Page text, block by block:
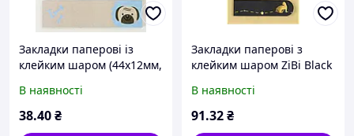
Закладки паперові із
клейким шаром (44х12мм,
ZiBi Kids Line Dogs
ZB.15101
В наявності
38.40₴
Закладки паперові з
клейким шаром ZiBi Black
(ZB.15100)
В наявності
91.32₴